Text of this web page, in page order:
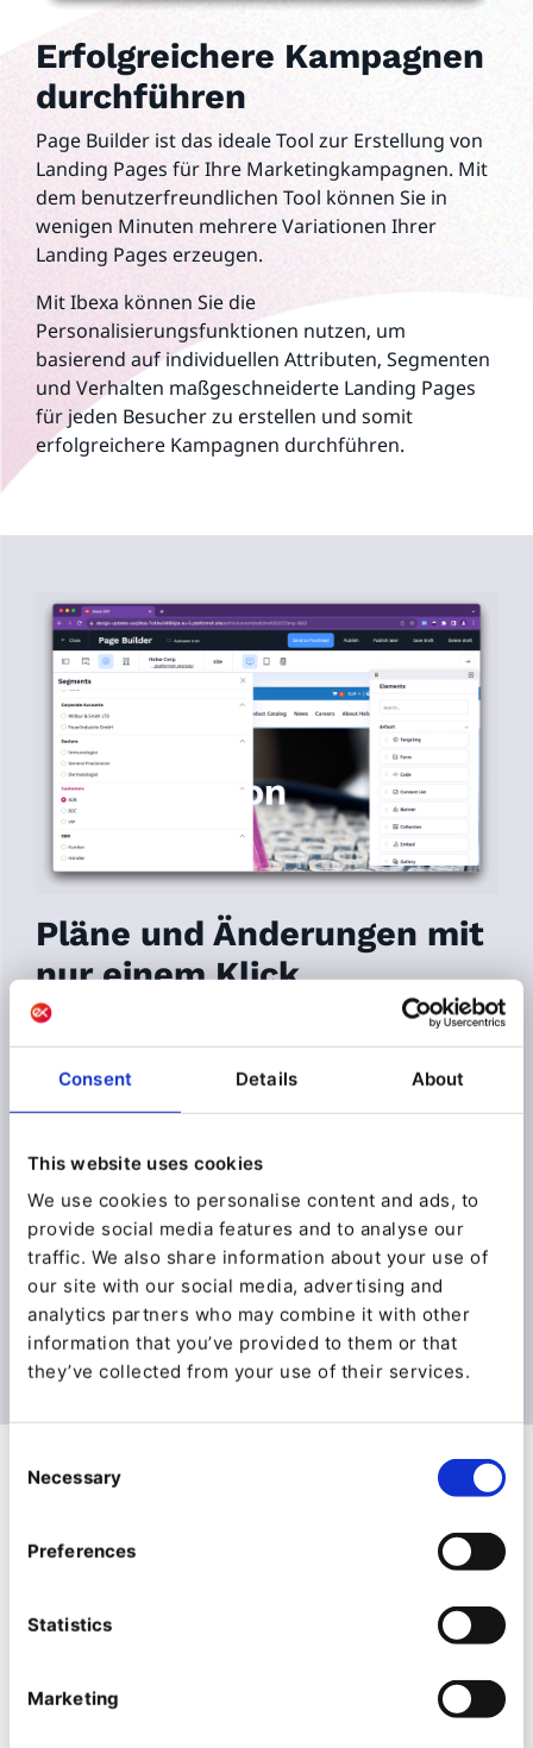
Consent Details About
This website uses cookies
We use cookies to personalise content and ads, to
provide social media features and to analyse our
traffic. We also share information about your use of
our site with our social media, advertising and
analytics partners who may combine it with other
information that you’ve provided to them or that
they’ve collected from your use of their services.
Selection
Necessary
Preferences
Statistics
Marketing
Erfolgreichere Kampagnen
durchführen
Page Builder ist das ideale Tool zur Erstellung von
Landing Pages für Ihre Marketingkampagnen. Mit
dem benutzerfreundlichen Tool können Sie in
wenigen Minuten mehrere Variationen Ihrer
Landing Pages erzeugen.
Mit Ibexa können Sie die
Personalisierungsfunktionen nutzen, um
basierend auf individuellen Attributen, Segmenten
und Verhalten maßgeschneiderte Landing Pages
für jeden Besucher zu erstellen und somit
erfolgreichere Kampagnen durchführen.
Pläne und Änderungen mit
nur einem Klick
vornehmen
Angebote exklusiv für Mitglieder präsentieren
oder die Preise Ihrer Produkte und
reduzieren, um die Kundenbindung zu stärken. Mit
Page Builder können Sie beides tun!
Veröffentlichen Sie mehrere Seiten gleichzeitig,
geben Sie neue Produktseiten frei, ändern Sie
Preisseiten oder starten Sie neue Landing Pages
für Ihre Kampagnen mit nur einem Mausklick.